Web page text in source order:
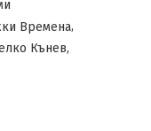
Времена,
Кънев,